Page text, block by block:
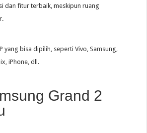
dan fitur terbaik, meskipun ruang
yang bisa dipilih, seperti Vivo, Samsung,
iPhone, dll.
Grand 2